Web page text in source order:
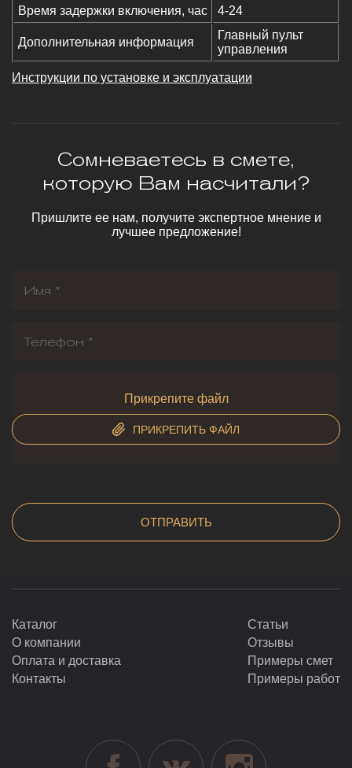
Время задержки включения, час 4-24
Дополнительная информация
Главный пульт
управления
Инструкции по установке и эксплуатации
Сомневаетесь в смете,
которую Вам насчитали?
Пришлите ее нам, получите экспертное мнение и
лучшее предложение!
Прикрепите файл
ПРИКРЕПИТЬ ФАЙЛ
Каталог
О компании
Оплата и доставка
Контакты
Статьи
Отзывы
Примеры смет
Примеры работ